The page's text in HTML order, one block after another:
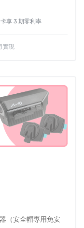
享 3 期零利率
實現
（安全帽專用免安